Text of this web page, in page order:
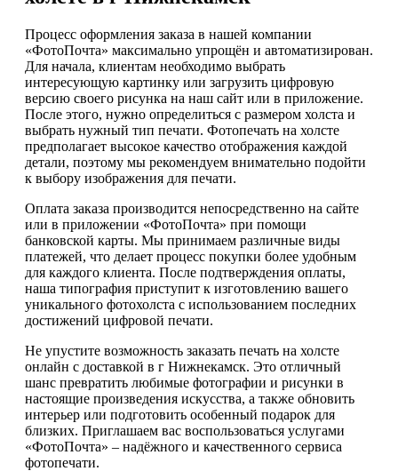
Процесс оформления заказа в нашей компании
«ФотоПочта» максимально упрощён и автоматизирован.
Для начала, клиентам необходимо выбрать
интересующую картинку или загрузить цифровую
версию своего рисунка на наш сайт или в приложение.
После этого, нужно определиться с размером холста и
выбрать нужный тип печати. Фотопечать на холсте
предполагает высокое качество отображения каждой
детали, поэтому мы рекомендуем внимательно подойти
к выбору изображения для печати.
Оплата заказа производится непосредственно на сайте
или в приложении «ФотоПочта» при помощи
банковской карты. Мы принимаем различные виды
платежей, что делает процесс покупки более удобным
для каждого клиента. После подтверждения оплаты,
наша типография приступит к изготовлению вашего
уникального фотохолста с использованием последних
достижений цифровой печати.
Не упустите возможность заказать печать на холсте
онлайн с доставкой в г Нижнекамск. Это отличный
шанс превратить любимые фотографии и рисунки в
настоящие произведения искусства, а также обновить
интерьер или подготовить особенный подарок для
близких. Приглашаем вас воспользоваться услугами
«ФотоПочта» – надёжного и качественного сервиса
фотопечати.